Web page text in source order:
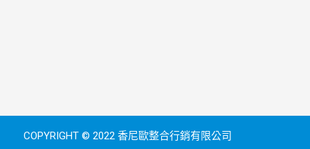
COPYRIGHT © 2022 香尼歐整合行銷有限公司